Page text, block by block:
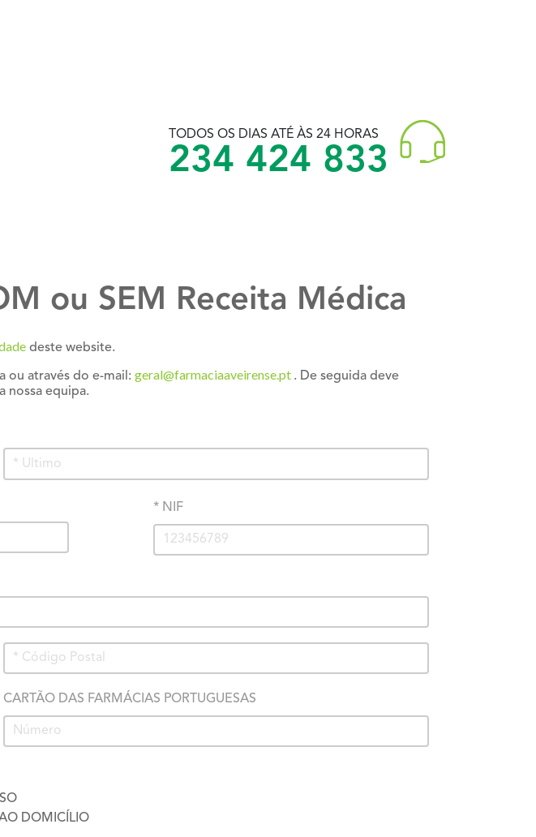
TODOS OS DIAS ATÉ ÀS 24 HORAS
234 424 833
ou SEM Receita Médica
deste website.
ou através do e-mail: geral@farmaciaaveirense.pt . De seguida deve
nossa equipa.
* NIF
CARTÃO DAS FARMÁCIAS PORTUGUESAS
DOMICÍLIO